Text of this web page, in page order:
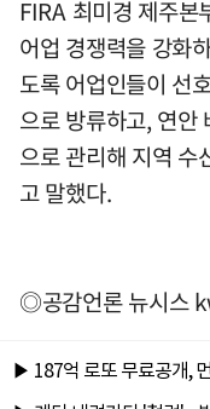
FIRA 최미경 제주본
어업 경쟁력을 강화
도록 어업인들이 선
으로 방류하고, 연안
으로 관리해 지역 수
고 말했다.
◎공감언론 뉴시스